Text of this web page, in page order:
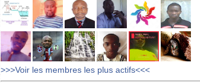
>>>Voir les membres les plus actifs<<<